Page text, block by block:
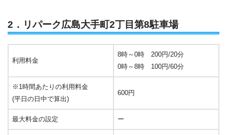
2．リパーク広島大手町2丁目第8駐車場
利用料金
8時～0時 200円/20分
0時～8時 100円/60分
※1時間あたりの利用料金
(平日の日中で算出)
600円
最大料金の設定 ー